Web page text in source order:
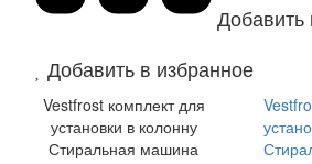
Добавить
Добавить в избранное
Vestfrost комплект для
установки в колонну
Стиральная машина